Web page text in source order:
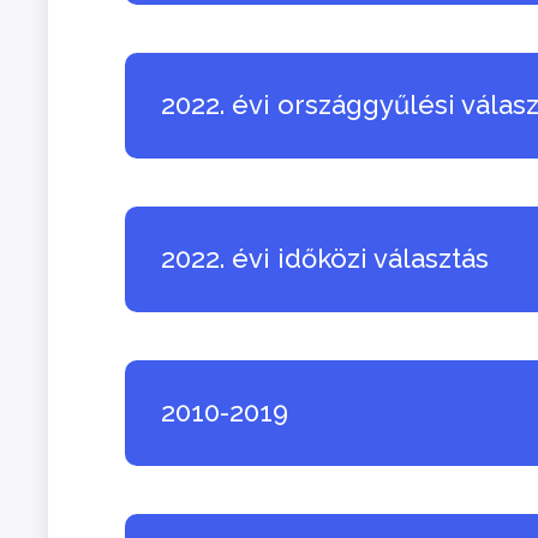
2022. évi országgyűlési
2022. évi időközi választás
2010-2019